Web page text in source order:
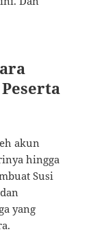
akun
hingga
Susi
yang